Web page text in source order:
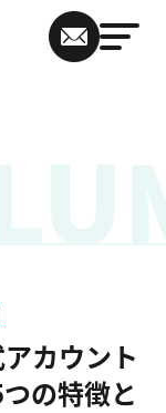
カウント
の特徴と